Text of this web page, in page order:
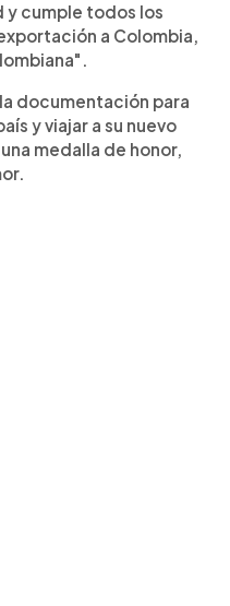
y cumple todos los
a Colombia,
documentación para
y viajar a su nuevo
medalla de honor,